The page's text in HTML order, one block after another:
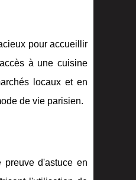
pour accueillir
à une cuisine
locaux et en
de vie parisien.
preuve d'astuce en